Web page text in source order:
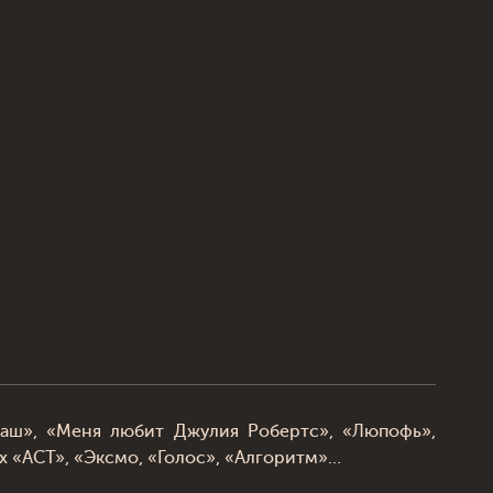
«Меня любит Джулия Робертс», «Люпофь»,
«АСТ», «Эксмо, «Голос», «Алгоритм»…